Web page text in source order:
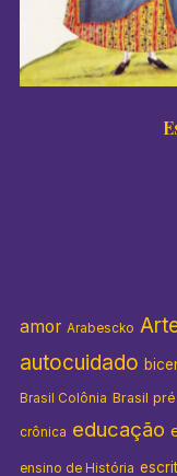
amor Arabescko
autocuidado
Brasil Colônia Brasil
crônica educação
ensino de História
: